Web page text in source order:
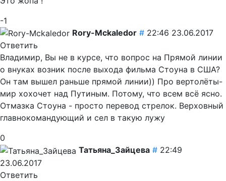
-1
Rory-Mckaledor # 22:46 23.06.2017
Ответить
Владимир, Вы не в курсе, что вопрос на Прямой линии
о внуках возник после выхода фильма Стоуна в США?
Он там вышел раньше прямой линии)) Про вертолёты-
мир хохочет над Путиным. Потому, что всем всё ясно.
Отмазка Стоуна - просто перевод стрелок. Верховный
главнокомандующий и сел в такую лужу
0
Татьяна_Зайцева # 22:49
23.06.2017
Ответить